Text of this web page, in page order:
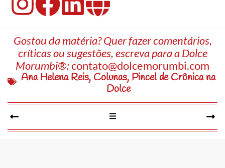
Gostou da matéria? Quer fazer comentários,
críticas ou sugestões, escreva para a Dolce
Morumbi®:contato@dolcemorumbi.com
Ana Helena Reis, Colunas, Pincel de Crônica na
Dolce